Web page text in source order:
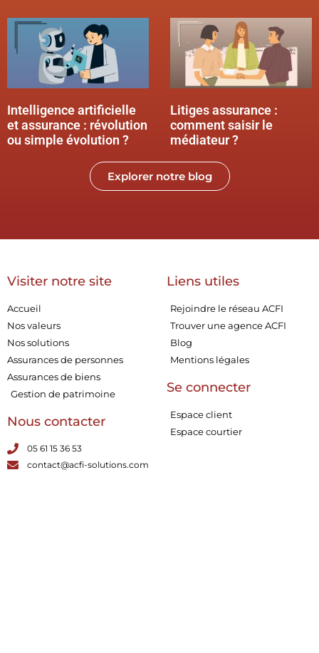
Intelligence artificielle
et assurance : révolution
ou simple évolution ?
Litiges assurance :
comment saisir le
médiateur ?
Explorer notre blog
Visiter notre site
Accueil
Nos valeurs
Nos solutions
Assurances de personnes
Assurances de biens
Gestion de patrimoine
Nous contacter
05 61 15 36 53
contact@acfi-solutions.com
Liens utiles
Rejoindre le réseau ACFI
Trouver une agence ACFI
Blog
Mentions légales
Se connecter
Espace client
Espace courtier